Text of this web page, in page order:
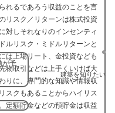
れるであろう収益のことを言
リスク／リターンは株式投資
対しそれなりのインセンティ
ルリスク・ミドルリターンと
は上場リート、金投資なども
物取引などは上手くいけば大
りに、専門的な知識や情報収
スクもあることからハイリス
定額貯金などの預貯金は収益
建築を知りたい
が予